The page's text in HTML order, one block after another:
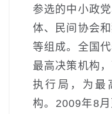
参选的中小政
体、民间协会
等组成。全国
最高决策机构
执行局，为最
构。2009年8